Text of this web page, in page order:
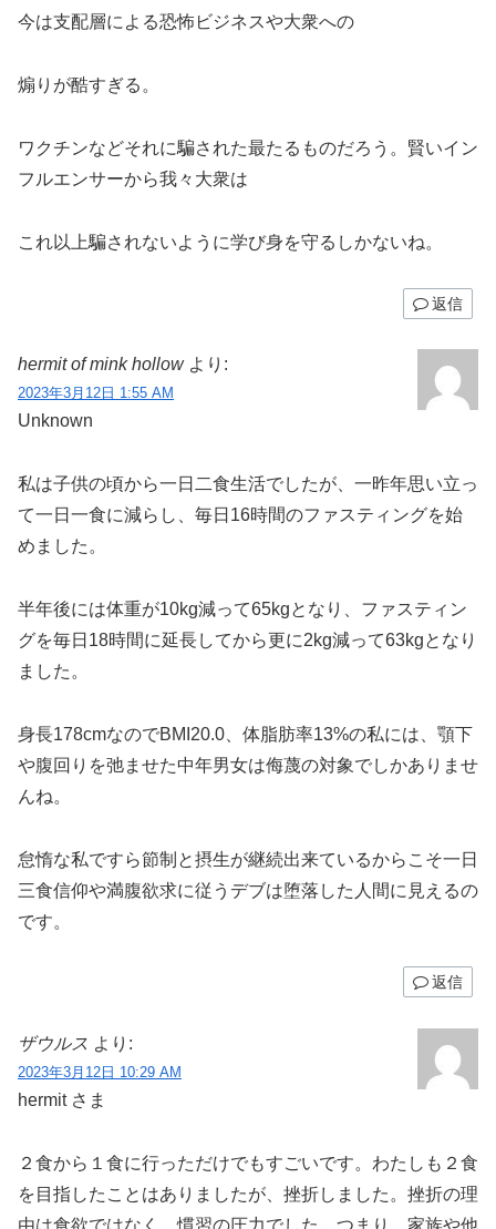
今は支配層による恐怖ビジネスや大衆への
煽りが酷すぎる。
ワクチンなどそれに騙された最たるものだろう。賢いイン
フルエンサーから我々大衆は
これ以上騙されないように学び身を守るしかないね。
返信
hermit of mink hollow より:
2023年3月12日 1:55 AM
Unknown
私は子供の頃から一日二食生活でしたが、一昨年思い立っ
て一日一食に減らし、毎日16時間のファスティングを始
めました。
半年後には体重が10kg減って65kgとなり、ファスティン
グを毎日18時間に延長してから更に2kg減って63kgとなり
ました。
身長178cmなのでBMI20.0、体脂肪率13%の私には、顎下
や腹回りを弛ませた中年男女は侮蔑の対象でしかありませ
んね。
怠惰な私ですら節制と摂生が継続出来ているからこそ一日
三食信仰や満腹欲求に従うデブは堕落した人間に見えるの
です。
返信
ザウルス より:
2023年3月12日 10:29 AM
hermit さま
２食から１食に行っただけでもすごいです。わたしも２食
を目指したことはありましたが、挫折しました。挫折の理
由は食欲ではなく、慣習の圧力でした。つまり、家族や他